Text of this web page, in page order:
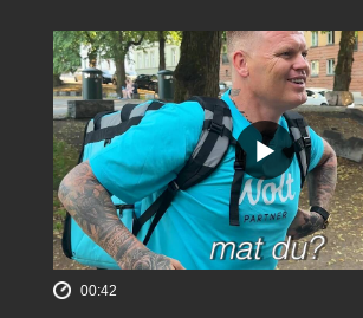
00:42